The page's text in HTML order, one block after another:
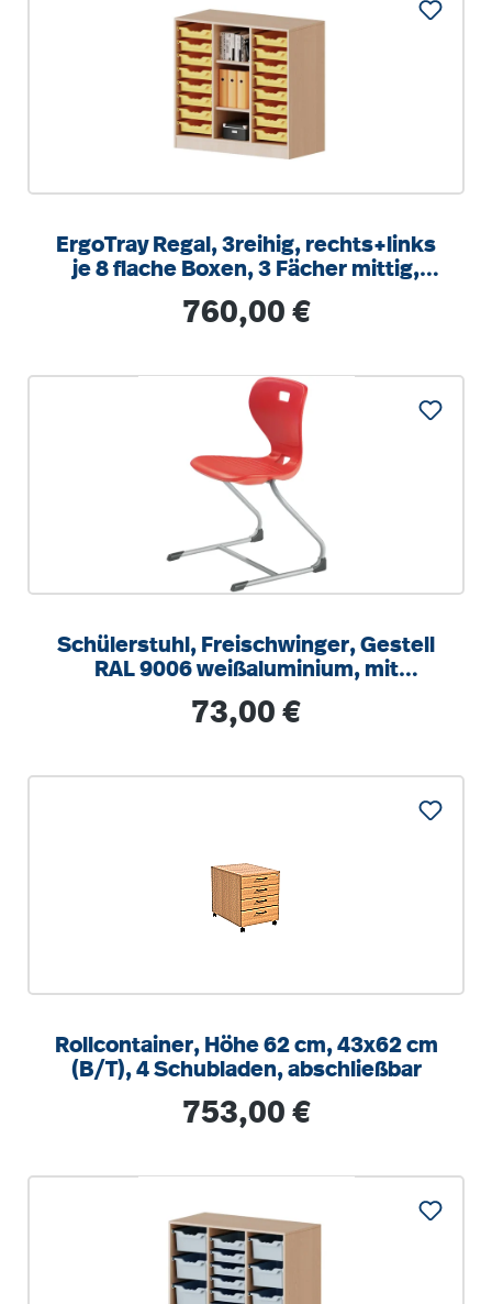
ErgoTray Regal, 3reihig, rechts+links
je 8 flache Boxen, 3 Fächer mittig,
Regulärer Preis:
760,00 €
Schülerstuhl, Freischwinger, Gestell
RAL 9006 weißaluminium, mit
Regulärer Preis:
73,00 €
Rollcontainer, Höhe 62 cm, 43x62 cm
(B/T), 4 Schubladen, abschließbar
Regulärer Preis:
753,00 €